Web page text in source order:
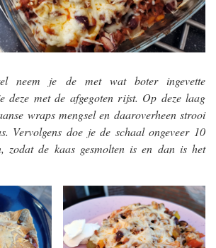
neem je de met wat boter ingevette
deze met de afgegoten rijst. Op deze laag
wraps mengsel en daaroverheen strooi
Vervolgens doe je de schaal ongeveer 10
zodat de kaas gesmolten is en dan is het